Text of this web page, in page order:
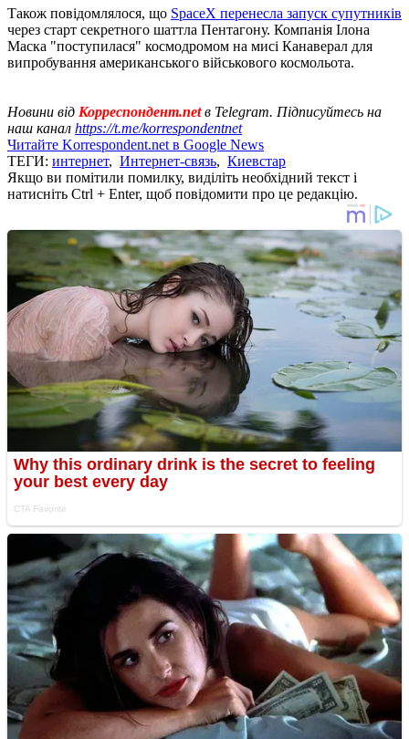
Також повідомлялося, що SpaceX перенесла запуск супутників
через старт секретного шаттла Пентагону. Компанія Ілона
Маска "поступилася" космодромом на мисі Канаверал для
випробування американського військового космольота.
Новини від Корреспондент.netв Telegram. Підписуйтесь на
наш канал https://t.me/korrespondentnet
Читайте Korrespondent.net в Google News
ТЕГИ: интернет, Интернет-связь, Киевстар
Якщо ви помітили помилку, виділіть необхідний текст і
натисніть Ctrl + Enter, щоб повідомити про це редакцію.